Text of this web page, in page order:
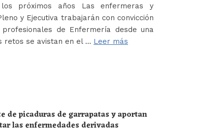
próximos años Las enfermeras y
y Ejecutiva trabajarán con convicción
de Enfermería desde una
retos se avistan en el … Leer más
de picaduras de garrapatas y aportan
las enfermedades derivadas